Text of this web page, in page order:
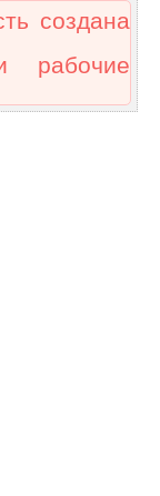
создана
рабочие